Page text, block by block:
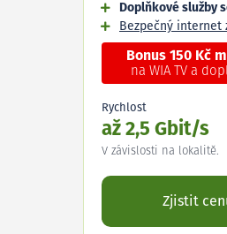
Doplňkové služby
Bezpečný internet
Bonus 150 Kč
na WIA TV a
Rychlost
až 2,5 Gbit/s
V závislosti na lokalitě.
Zjistit